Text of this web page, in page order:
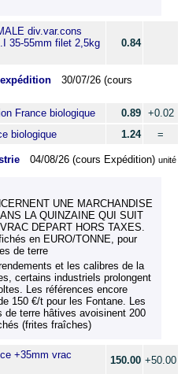
div.var.cons
35-55mm filet 2,5kg
0.84
30/07/26 (cours
France biologique 0.89 +0.02
biologique
1.24 =
04/08/26 (cours Expédition) unité
UNE MARCHANDISE
LA QUINZAINE QUI SUIT
DEPART HORS TAXES.
en EURO/TONNE, pour
de terre
et les calibres de la
certains industriels prolongent
Les références encore
150 €/t pour les Fontane. Les
de terre hâtives avoisinent 200
(frites fraîches)
+35mm vrac
150.00 +50.00